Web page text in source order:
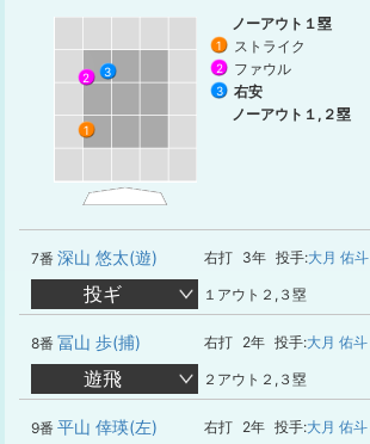
1
2 3
ノーアウト１塁
1 ストライク
2 ファウル
3
右安
ノーアウト１,２塁
7番 深山 悠太(遊) 右打 3年 投手:大月 佑斗
投ギ １アウト２,３塁
8番 冨山 歩(捕) 右打 2年 投手:大月 佑斗
遊飛 ２アウト２,３塁
9番 平山 倖瑛(左) 右打 2年 投手:大月 佑斗